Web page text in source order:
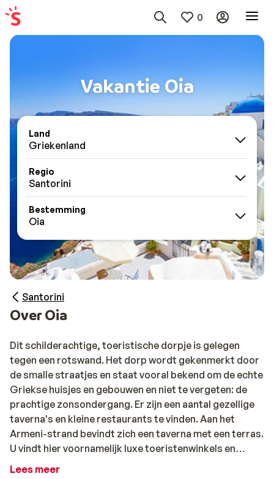
0
Vakantie Oia
Land
Griekenland
Regio
Santorini
Bestemming
Oia
Santorini
Over Oia
Dit schilderachtige, toeristische dorpje is gelegen
tegen een rotswand. Het dorp wordt gekenmerkt door
de smalle straatjes en staat vooral bekend om de echte
Griekse huisjes en gebouwen en niet te vergeten: de
prachtige zonsondergang. Er zijn een aantal gezellige
taverna's en kleine restaurants te vinden. Aan het
Armeni-strand bevindt zich een taverna met een terras.
U vindt hier voornamelijk luxe toeristenwinkels en
minimarkten.
Lees meer